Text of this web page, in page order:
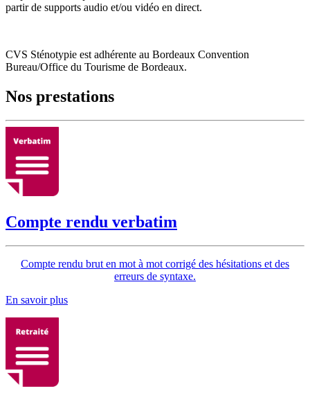
partir de supports audio et/ou vidéo en direct.
CVS Sténotypie est adhérente au Bordeaux Convention
Bureau/Office du Tourisme de Bordeaux.
Nos prestations
Compte rendu verbatim
Compte rendu brut en mot à mot corrigé des hésitations et des
erreurs de syntaxe.
En savoir plus